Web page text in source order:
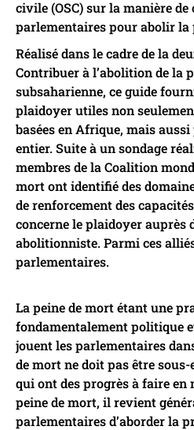
civile (OSC) sur la manière
parlementaires pour abolir la
Réalisé dans le cadre de la
Contribuer à l’abolition de la
subsaharienne, ce guide
plaidoyer utiles non
basées en Afrique, mais aussi
entier. Suite à un sondage
membres de la Coalition
mort ont identifié des
de renforcement des
concerne le plaidoyer auprès
abolitionniste. Parmi ces
parlementaires.
La peine de mort étant une
fondamentalement politique
jouent les parlementaires
de mort ne doit pas être
qui ont des progrès à faire en
peine de mort, il revient
parlementaires d’aborder la